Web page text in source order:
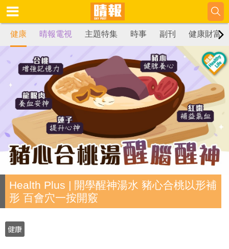
健康 晴報電視 主題特集 時事 副刊 健康財富
Health Plus | 開學醒神湯水 豬心合桃以形補
形 百會穴一按開竅
健康